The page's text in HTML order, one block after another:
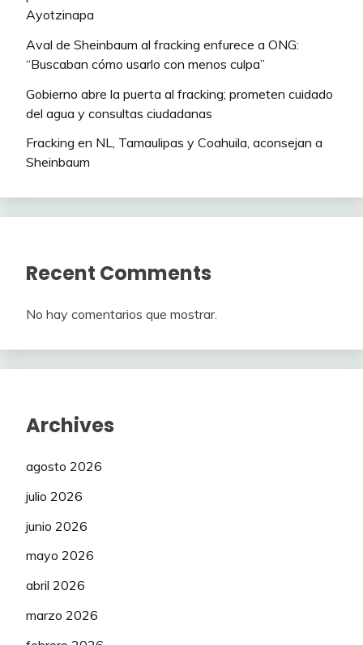
Ayotzinapa
Aval de Sheinbaum al fracking enfurece a ONG:
“Buscaban cómo usarlo con menos culpa”
Gobierno abre la puerta al fracking; prometen cuidado
del agua y consultas ciudadanas
Fracking en NL, Tamaulipas y Coahuila, aconsejan a
Sheinbaum
Recent Comments
No hay comentarios que mostrar.
Archives
agosto 2026
julio 2026
junio 2026
mayo 2026
abril 2026
marzo 2026